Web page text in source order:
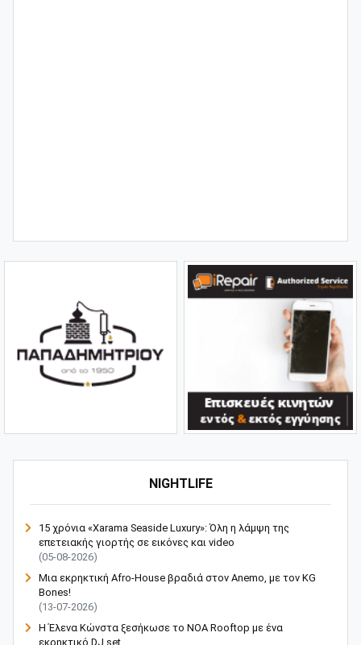
NIGHTLIFE
15 χρόνια «Xarama Seaside Luxury»: Όλη η λάμψη της
επετειακής γιορτής σε εικόνες και video
(05-08-2026)
Μια εκρηκτική Afro-House βραδιά στον Anemo, με τον KG
Bones!
(13-07-2026)
Η Έλενα Κώνστα ξεσήκωσε το NOA Rooftop με ένα
εκρηκτικό DJ set